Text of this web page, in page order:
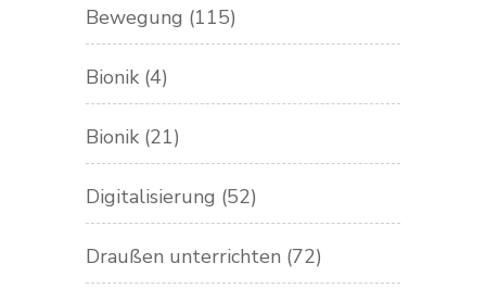
Bewegung (115)
Bionik (4)
Bionik (21)
Digitalisierung (52)
Draußen unterrichten (72)